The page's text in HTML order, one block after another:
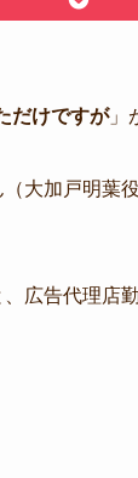
だけですが」
大加戸明葉
広告代理店